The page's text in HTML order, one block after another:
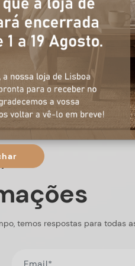
temos respostas para todas